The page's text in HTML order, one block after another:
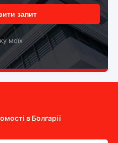
запит
моїх
в Болгарії